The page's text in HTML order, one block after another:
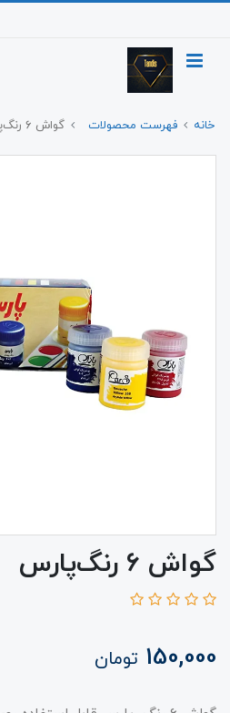
خانه فهرست محصولات گواش ۶ رنگ‌پارس
گواش ۶ رنگ‌پارس
150,000 تومان